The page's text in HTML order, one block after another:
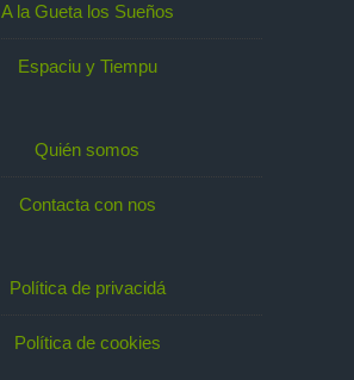
A la Gueta los Sueños
Espaciu y Tiempu
Quién somos
Contacta con nos
Política de privacidá
Política de cookies